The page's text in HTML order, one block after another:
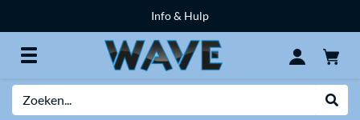
Info & Hulp